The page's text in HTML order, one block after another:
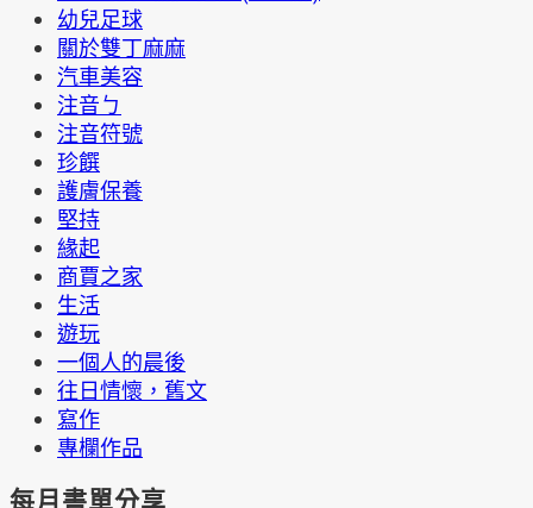
幼兒足球
關於雙丁麻麻
汽車美容
注音ㄅ
注音符號
珍饌
護膚保養
堅持
緣起
商賈之家
生活
遊玩
一個人的晨後
往日情懷，舊文
寫作
專欄作品
每月書單分享